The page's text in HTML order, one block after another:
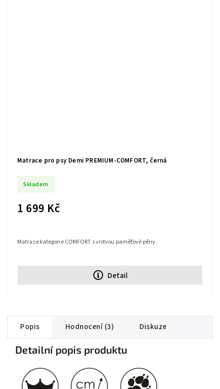
Matrace pro psy Demi PREMIUM-COMFORT, černá
Skladem
1 699 Kč
Detail
Matrace kategorie COMFORT s vrstvou paměťové pěny.
Popis Hodnocení (3) Diskuze
Detailní popis produktu